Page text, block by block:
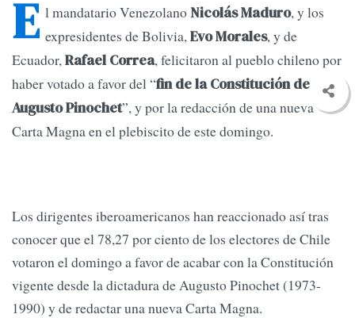
E l mandatario VenezolanoNicolás Maduro, y los
expresidentes de Bolivia,Evo Morales, y de
Ecuador,Rafael Correa, felicitaron al pueblo chileno por
haber votado a favor del “fin de la Constitución de
Augusto Pinochet”, y por la redacción de una nueva
Carta Magna en el plebiscito de este domingo.
Los dirigentes iberoamericanos han reaccionado así tras
conocer que el 78,27 por ciento de los electores de Chile
votaron el domingo a favor de acabar con la Constitución
vigente desde la dictadura de Augusto Pinochet (1973-
1990) y de redactar una nueva Carta Magna.